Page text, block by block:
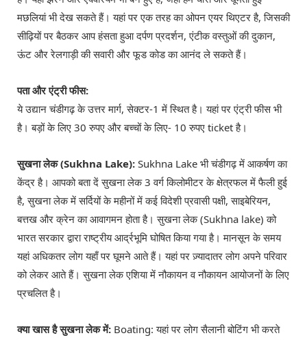
मछलियां भी देख सकते हैं। यहां पर एक तरह का ओपन एयर थिएटर है, जिसकी
सीढ़ियों पर बैठकर आप हंसता हुआ दर्पण प्रदर्शन, एंटीक वस्तुओं की दुकान,
ऊंट और रेलगाड़ी की सवारी और फूड कोड का आनंद ले सकते हैं।
पता और एंट्री फीस:
ये उद्यान चंडीगढ़ के उत्तर मार्ग, सेक्टर-1 में स्थित है। यहां पर एंट्री फीस भी
है। बड़ों के लिए 30 रुपए और बच्चों के लिए- 10 रुपए ticket है।
सुखना लेक (Sukhna Lake): Sukhna Lake भी चंडीगढ़ में आकर्षण का
केंद्र है। आपको बता दें सुखना लेक 3 वर्ग किलोमीटर के क्षेत्रफल में फैली हुई
है, सुखना लेक में सर्दियों के महीनों में कई विदेशी प्रवासी पक्षी, साइबेरियन,
बत्तख और क्रेन का आवागमन होता है। सुखना लेक (Sukhna lake) को
भारत सरकार द्वारा राष्ट्रीय आर्द्रभूमि घोषित किया गया है। मानसून के समय
यहां अधिकतर लोग यहाँ पर घूमने आते हैं। यहां पर ज़्यादातर लोग अपने परिवार
को लेकर आते हैं। सुखना लेक एशिया में नौकायन व नौकायन आयोजनों के लिए
प्रचलित है।
क्या खास है सुखना लेक में: Boating: यहां पर लोग सैलानी बोटिंग भी करते